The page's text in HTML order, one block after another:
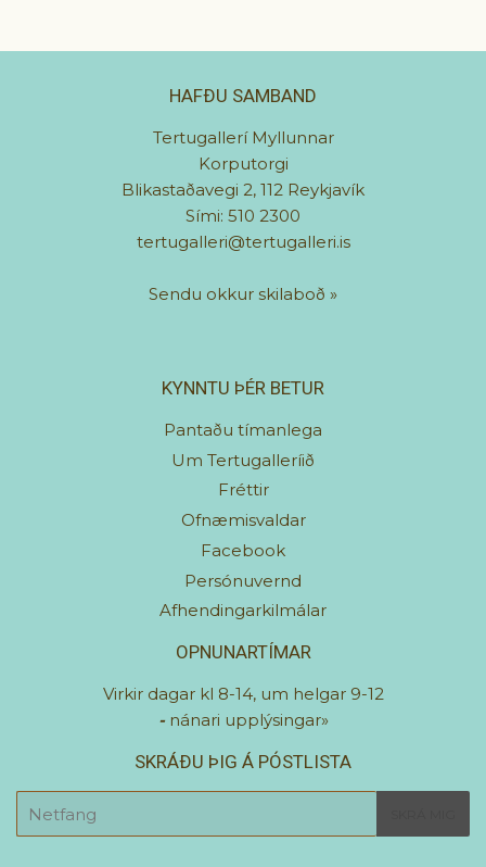
HAFÐU SAMBAND
Tertugallerí Myllunnar
Korputorgi
Blikastaðavegi 2, 112 Reykjavík
Sími: 510 2300
tertugalleri@tertugalleri.is
Sendu okkur skilaboð »
KYNNTU ÞÉR BETUR
Pantaðu tímanlega
Um Tertugalleríið
Fréttir
Ofnæmisvaldar
Facebook
Persónuvernd
Afhendingarkilmálar
OPNUNARTÍMAR
Virkir dagar kl 8-14, um helgar 9-12
- nánari upplýsingar»
SKRÁÐU ÞIG Á PÓSTLISTA
mail